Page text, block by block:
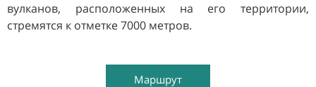
вулканов, расположенных на его территории,
стремятся к отметке 7000 метров.
Маршрут